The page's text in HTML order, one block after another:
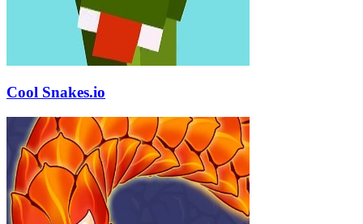
Cool Snakes.io